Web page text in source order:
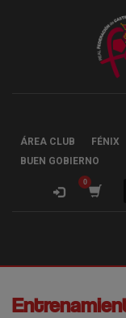
ÁREA CLUB FÉNIX
BUEN GOBIERNO